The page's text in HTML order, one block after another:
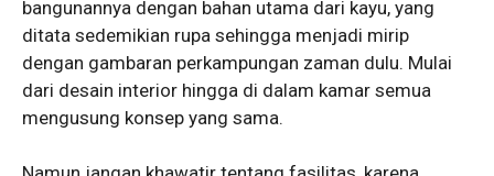
bangunannya dengan bahan utama dari kayu, yang
ditata sedemikian rupa sehingga menjadi mirip
dengan gambaran perkampungan zaman dulu. Mulai
dari desain interior hingga di dalam kamar semua
mengusung konsep yang sama.